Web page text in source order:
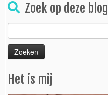
Zoek op deze blog
Zoeken
naar:
Het is mij